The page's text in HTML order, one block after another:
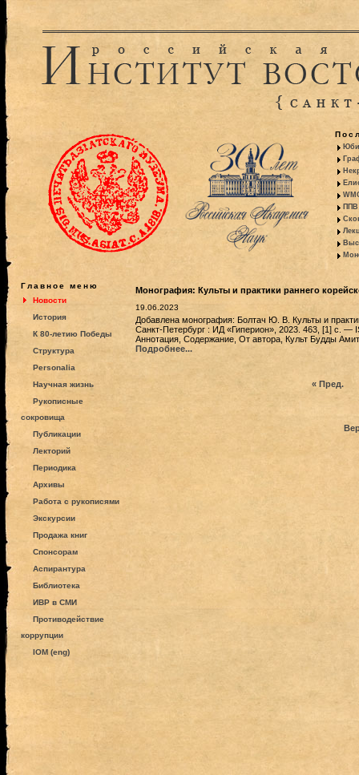
ППВ
Главное меню
Новости
История
К 80-летию Победы
Структура
Personalia
Научная жизнь
Рукописные
сокровища
Публикации
Лекторий
Периодика
Архивы
Работа с рукописями
Экскурсии
Продажа книг
Спонсорам
Аспирантура
Библиотека
ИВР в СМИ
Противодействие
коррупции
IOM (eng)
Монография: Культы и практики раннего
19.06.2023
Добавлена монография: Болтач Ю. В. Культы и
Санкт-Петербург : ИД «Гиперион», 2023. 463, [1] с.
Аннотация, Содержание, От автора, Культ Будды
Подробнее...
« Пред.